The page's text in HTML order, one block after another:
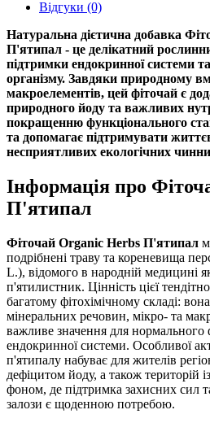
Відгуки (0)
Натуральна дієтична добавка
П'ятипал - це делікатний
підтримки ендокринної системи
організму. Завдяки природному
макроелементів, цей фіточай є
природного йоду та важливих
покращенню функціонального
та допомагає підтримувати
несприятливих екологічних
Інформація про
П'ятипал
Фіточай Organic Herbs П'ятипал
подрібнені траву та кореневища
L.), відомого в народній медицині
п'ятилистник. Цінність цієї
багатому фітохімічному складі:
мінеральних речовин, мікро- та
важливе значення для нормального
ендокринної системи. Особливої
п'ятипалу набуває для жителів
дефіцитом йоду, а також територій
фоном, де підтримка захисних сил
залози є щоденною потребою.